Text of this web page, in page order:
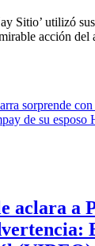
Sitio’ utilizó
acción del
aclara a